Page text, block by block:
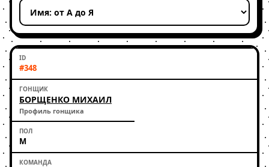
#348
БОРЩЕНКО МИХАИЛ
Профиль гонщика
М